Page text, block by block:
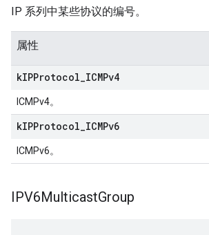
IP 系列中某些协议的编号。
属性
kIPProtocol ICMPv4
ICMPv4。
kIPProtocol ICMPv6
ICMPv6。
IPV6MulticastGroup